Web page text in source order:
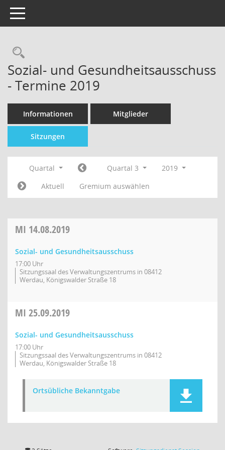
Toggle navigation
Sozial- und Gesundheitsausschuss
- Termine 2019
Informationen Mitglieder
Sitzungen
Quartal Quartal 3
2019
Aktuell
Gremium auswählen
MI 14.08.2019
Sozial- und Gesundheitsausschuss
17:00 Uhr
Sitzungssaal des Verwaltungszentrums in 08412
Werdau, Königswalder Straße 18
MI 25.09.2019
Sozial- und Gesundheitsausschuss
17:00 Uhr
Sitzungssaal des Verwaltungszentrums in 08412
Werdau, Königswalder Straße 18
Ortsübliche Bekanntgabe